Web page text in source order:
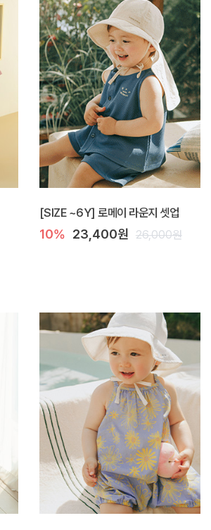
[SIZE ~6Y] 로메이 라운지 셋업
10% 23,400원 26,000원